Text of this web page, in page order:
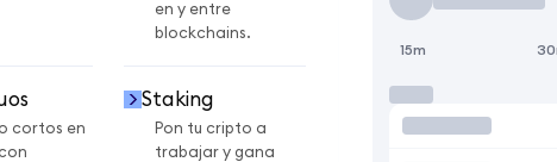
en y entre
blockchains.
cortos en
Staking
Pon tu cripto a
trabajar y gana
15m